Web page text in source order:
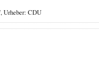
Urheber: CDU